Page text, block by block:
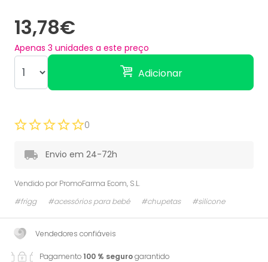
13,78€
Apenas 3 unidades a este preço
Adicionar
0
Envio em 24-72h
Vendido por PromoFarma Ecom, S.L.
#frigg
#acessórios para bebé #chupetas #silicone
Vendedores confiáveis
Pagamento100 % segurogarantido